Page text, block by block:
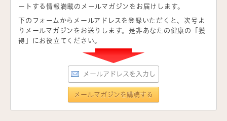
ートする情報満載のメールマガジンをお届けします。
下のフォームからメールアドレスを登録いただくと、次号よ
りメールマガジンをお送りします。是非あなたの健康の「獲
得」にお役立てください。